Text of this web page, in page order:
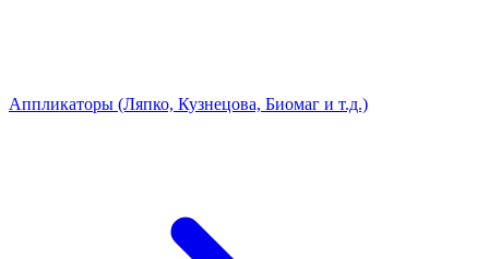
Аппликаторы (Ляпко, Кузнецова, Биомаг и т.д.)